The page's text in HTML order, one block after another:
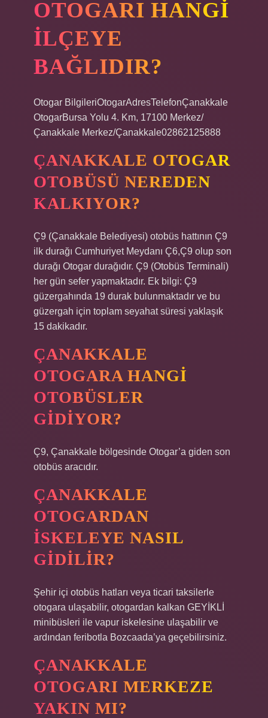
OTOGARI HANGI
ILÇEYE
BAĞLIDIR?
Otogar BilgileriOtogarAdresTelefonÇanakkale
OtogarBursa Yolu 4. Km, 17100 Merkez/
Çanakkale Merkez/Çanakkale02862125888
ÇANAKKALE OTOGAR
OTOBÜSÜ NEREDEN
KALKIYOR?
Ç9 (Çanakkale Belediyesi) otobüs hattının Ç9
ilk durağı Cumhuriyet Meydanı Ç6,Ç9 olup son
durağı Otogar durağıdır. Ç9 (Otobüs Terminali)
her gün sefer yapmaktadır. Ek bilgi: Ç9
güzergahında 19 durak bulunmaktadır ve bu
güzergah için toplam seyahat süresi yaklaşık
15 dakikadır.
ÇANAKKALE
OTOGARA HANGI
OTOBÜSLER
GIDIYOR?
Ç9, Çanakkale bölgesinde Otogar’a giden son
otobüs aracıdır.
ÇANAKKALE
OTOGARDAN
İSKELEYE NASIL
GIDILIR?
Şehir içi otobüs hatları veya ticari taksilerle
otogara ulaşabilir, otogardan kalkan GEYİKLİ
minibüsleri ile vapur iskelesine ulaşabilir ve
ardından feribotla Bozcaada’ya geçebilirsiniz.
ÇANAKKALE
OTOGARI MERKEZE
YAKIN MI?